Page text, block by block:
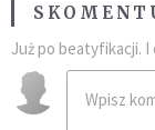
Już po beatyfikacji. I